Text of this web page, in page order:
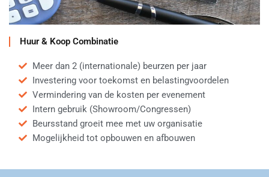
Huur & Koop Combinatie
Meer dan 2 (internationale) beurzen per jaar
Investering voor toekomst en belastingvoordelen
Vermindering van de kosten per evenement
Intern gebruik (Showroom/Congressen)
Beursstand groeit mee met uw organisatie
Mogelijkheid tot opbouwen en afbouwen